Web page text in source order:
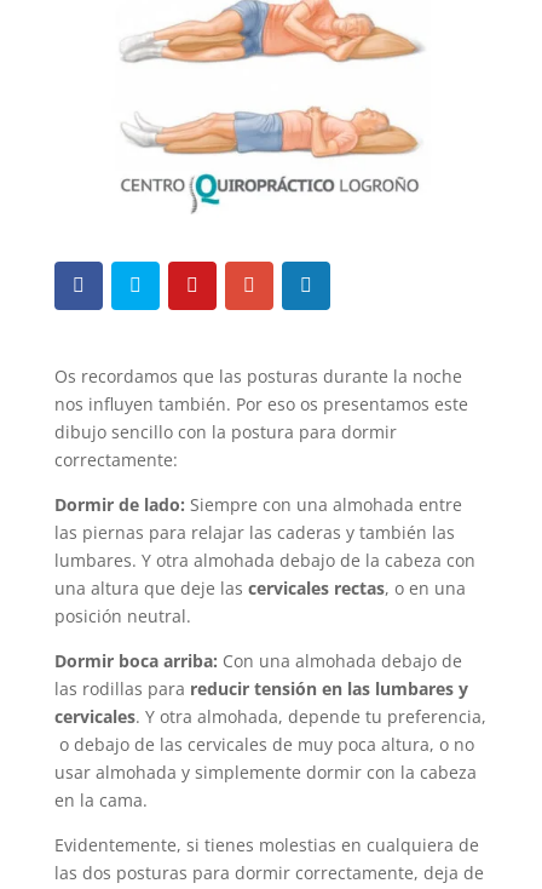
Os recordamos que las posturas durante la noche
nos influyen también. Por eso os presentamos este
dibujo sencillo con la postura para dormir
correctamente:
Dormir de lado: Siempre con una almohada entre
las piernas para relajar las caderas y también las
lumbares. Y otra almohada debajo de la cabeza con
una altura que deje las cervicales rectas, o en una
posición neutral.
Dormir boca arriba: Con una almohada debajo de
las rodillas para reducir tensión en las lumbares y
cervicales. Y otra almohada, depende tu preferencia,
o debajo de las cervicales de muy poca altura, o no
usar almohada y simplemente dormir con la cabeza
en la cama.
Evidentemente, si tienes molestias en cualquiera de
las dos posturas para dormir correctamente, deja de